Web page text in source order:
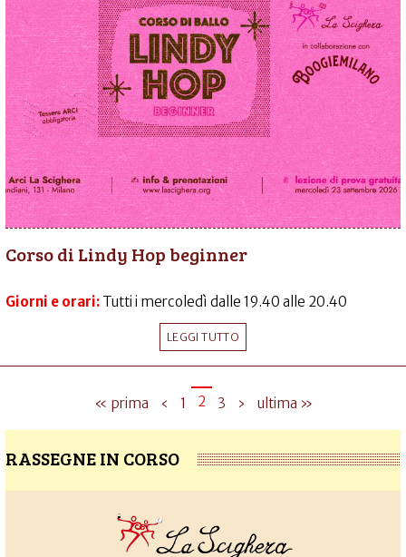
Corso di Lindy Hop beginner
Giorni e orari: Tutti i mercoledì dalle 19.40 alle 20.40
LEGGI TUTTO
« prima ‹ 1 2 3 › ultima »
RASSEGNE IN CORSO